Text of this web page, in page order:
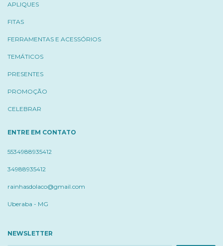
APLIQUES
FITAS
FERRAMENTAS E ACESSÓRIOS
TEMÁTICOS
PRESENTES
PROMOÇÃO
CELEBRAR
ENTRE EM CONTATO
5534988935412
34988935412
rainhasdolaco@gmail.com
Uberaba - MG
NEWSLETTER